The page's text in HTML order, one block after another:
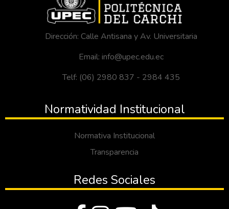
Dirección: Calle Antisana y Av. Universitaria
Email: info@upec.edu.ec
Telf: (06) 2980 837 - 2984 435
Normatividad Institucional
Normativa Institucional
Transparencia
Redes Sociales